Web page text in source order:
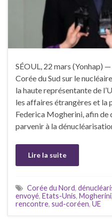
SÉOUL, 22 mars (Yonhap)
Corée du Sud sur le
la haute représentante de
les affaires étrangères et la
Federica Mogherini, afin de
parvenir à la
Lire la suite
Corée du Nord,
envoyé, Etats-Unis, Mogherini,
rencontre, sud-coréen, UE